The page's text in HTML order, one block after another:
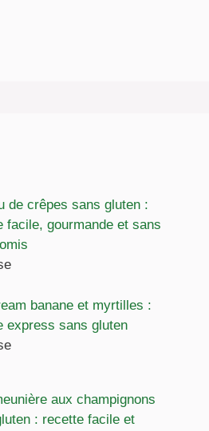
de crêpes sans gluten :
facile, gourmande et sans
banane et myrtilles :
express sans gluten
aux champignons
: recette facile et